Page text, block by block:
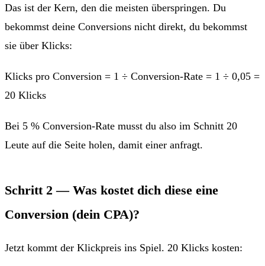
Das ist der Kern, den die meisten überspringen. Du
bekommst deine Conversions nicht direkt, du bekommst
sie über Klicks:
Klicks pro Conversion = 1 ÷ Conversion-Rate = 1 ÷ 0,05 =
20 Klicks
Bei 5 % Conversion-Rate musst du also im Schnitt 20
Leute auf die Seite holen, damit einer anfragt.
Schritt 2 — Was kostet dich diese eine
Conversion (dein CPA)?
Jetzt kommt der Klickpreis ins Spiel. 20 Klicks kosten: